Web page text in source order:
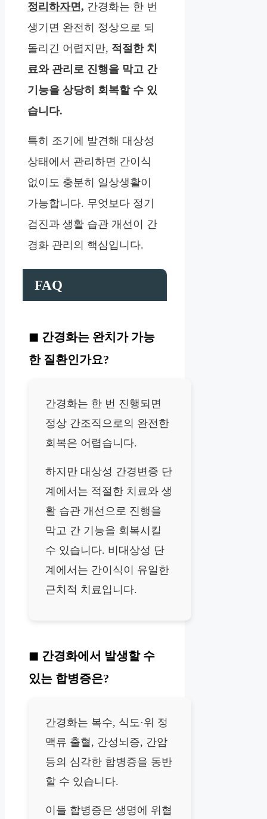
정리하자면, 간경화는 한 번
생기면 완전히 정상으로 되
돌리긴 어렵지만, 적절한 치
료와 관리로 진행을 막고 간
기능을 상당히 회복할 수 있
습니다.
특히 조기에 발견해 대상성
상태에서 관리하면 간이식
없이도 충분히 일상생활이
가능합니다. 무엇보다 정기
검진과 생활 습관 개선이 간
경화 관리의 핵심입니다.
FAQ
간경화는 완치가 가능
한 질환인가요?
간경화는 한 번 진행되면
정상 간조직으로의 완전한
회복은 어렵습니다.
하지만 대상성 간경변증 단
계에서는 적절한 치료와 생
활 습관 개선으로 진행을
막고 간 기능을 회복시킬
수 있습니다. 비대상성 단
계에서는 간이식이 유일한
근치적 치료입니다.
간경화에서 발생할 수
있는 합병증은?
간경화는 복수, 식도·위 정
맥류 출혈, 간성뇌증, 간암
등의 심각한 합병증을 동반
할 수 있습니다.
이들 합병증은 생명에 위협